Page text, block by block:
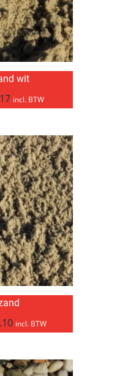
wit
incl. BTW
incl. BTW